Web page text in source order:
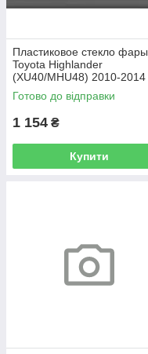
Пластиковое стекло фары
Toyota Highlander
(XU40/MHU48) 2010-2014
левое (водительское)
Готово до відправки
1 154 ₴
Купити